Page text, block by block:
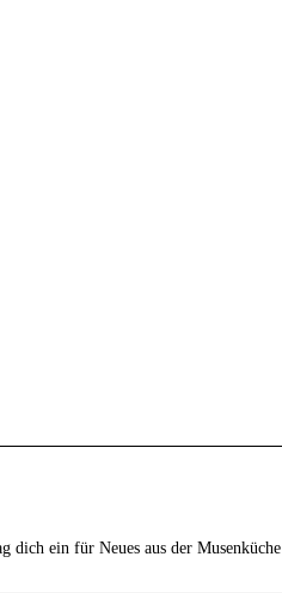
dich ein für Neues aus der Musenküche